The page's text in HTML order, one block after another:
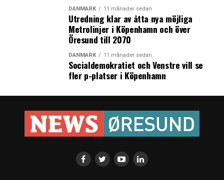
DANMARK 11 månader sedan
Utredning klar av åtta nya möjliga
Metrolinjer i Köpenhamn och över
Öresund till 2070
DANMARK 11 månader sedan
Socialdemokratiet och Venstre vill se
fler p-platser i Köpenhamn